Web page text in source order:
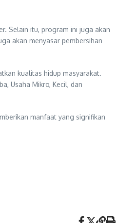
Selain itu, program ini juga akan
akan menyasar pembersihan
kualitas hidup masyarakat.
Usaha Mikro, Kecil, dan
manfaat yang signifikan